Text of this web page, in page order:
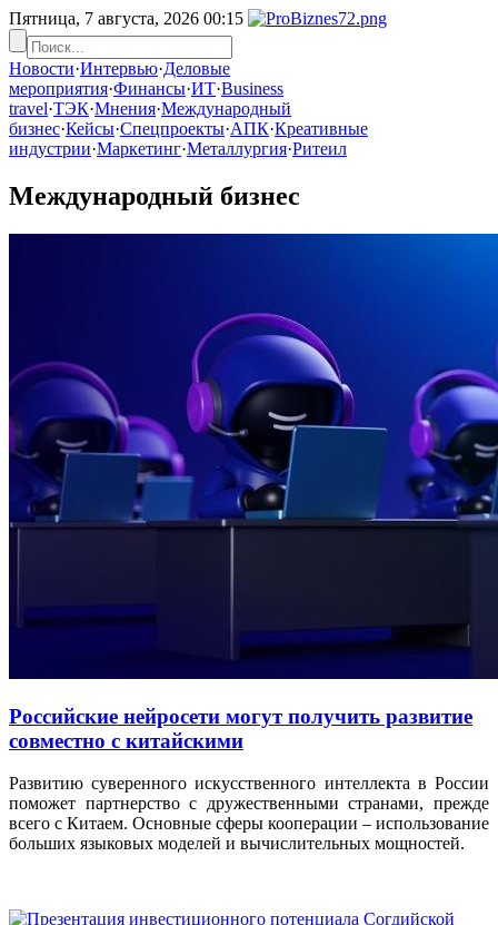
Пятница, 7 августа, 2026 00:15
Новости·Интервью·Деловые
мероприятия·Финансы·ИТ·Business
travel·ТЭК·Мнения·Международный
бизнес·Кейсы·Спецпроекты·АПК·Креативные
индустрии·Маркетинг·Металлургия·Ритеил
Международный бизнес
Российские нейросети могут получить развитие
совместно с китайскими
Развитию суверенного искусственного интеллекта в России
поможет партнерство с дружественными странами, прежде
всего с Китаем. Основные сферы кооперации – использование
больших языковых моделей и вычислительных мощностей.